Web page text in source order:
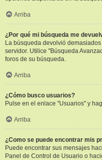
Arriba
¿Por qué mi búsqueda me
La búsqueda devolvió
servidor. Utilice "Búsqueda
foros de su búsqueda.
Arriba
¿Cómo busco usuarios?
Pulse en el enlace "Usuarios" y
Arriba
¿Como se puede encontrar mis
Puede encontrar sus mensajes
Panel de Control de Usuario o